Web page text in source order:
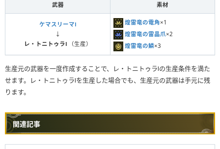
武器 素材
ケマスリーマⅠ
↓
レ・トニトゥラⅠ（生産）
煌雷竜の電角×1
煌雷竜の雷晶爪×2
煌雷竜の鱗×3
生産元の武器を一度作成することで、レ・トニトゥラⅠの生産条件を満た
せます。レ・トニトゥラⅠを生産した場合でも、生産元の武器は手元に残
ります。
関連記事